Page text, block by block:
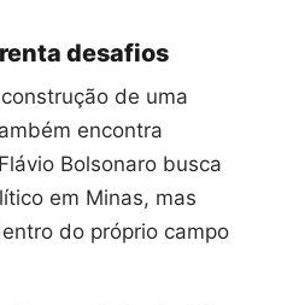
desafios
de uma
encontra
Bolsonaro busca
em Minas, mas
do próprio campo